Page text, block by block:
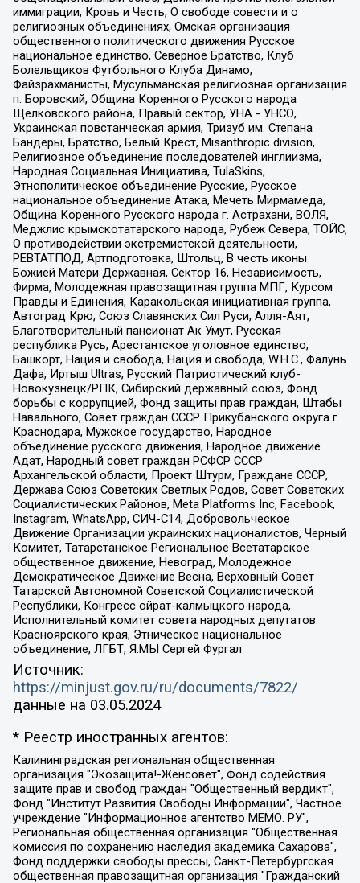
иммиграции, Кровь и Честь, О свободе совести и о
религиозных объединениях, Омская организация
общественного политического движения Русское
национальное единство, Северное Братство, Клуб
Болельщиков Футбольного Клуба Динамо,
Файзрахманисты, Мусульманская религиозная организация
п. Боровский, Община Коренного Русского народа
Щелковского района, Правый сектор, УНА - УНСО,
Украинская повстанческая армия, Тризуб им. Степана
Бандеры, Братство, Белый Крест, Misanthropic division,
Религиозное объединение последователей инглиизма,
Народная Социальная Инициатива, TulaSkins,
Этнополитическое объединение Русские, Русское
национальное объединение Атака, Мечеть Мирмамеда,
Община Коренного Русского народа г. Астрахани, ВОЛЯ,
Меджлис крымскотатарского народа, Рубеж Севера, ТОЙС,
О противодействии экстремистской деятельности,
РЕВТАТПОД, Артподготовка, Штольц, В честь иконы
Божией Матери Державная, Сектор 16, Независимость,
Фирма, Молодежная правозащитная группа МПГ, Курсом
Правды и Единения, Каракольская инициативная группа,
Автоград Крю, Союз Славянских Сил Руси, Алля-Аят,
Благотворительный пансионат Ак Умут, Русская
республика Русь, Арестантское уголовное единство,
Башкорт, Нация и свобода, Нация и свобода, W.H.С., Фалунь
Дафа, Иртыш Ultras, Русский Патриотический клуб-
Новокузнецк/РПК, Сибирский державный союз, Фонд
борьбы с коррупцией, Фонд защиты прав граждан, Штабы
Навального, Совет граждан СССР Прикубанского округа г.
Краснодара, Мужское государство, Народное
объединение русского движения, Народное движение
Адат, Народный совет граждан РСФСР СССР
Архангельской области, Проект Штурм, Граждане СССР,
Держава Союз Советских Светлых Родов, Совет Советских
Социалистических Районов, Meta Platforms Inc, Facebook,
Instagram, WhatsApp, СИЧ-С14, Добровольческое
Движение Организации украинских националистов, Черный
Комитет, Татарстанское Региональное Всетатарское
общественное движение, Невоград, Молодежное
Демократическое Движение Весна, Верховный Совет
Татарской Автономной Советской Социалистической
Республики, Конгресс ойрат-калмыцкого народа,
Исполнительный комитет совета народных депутатов
Красноярского края, Этническое национальное
объединение, ЛГБТ, Я.МЫ Сергей Фургал
Источник:
https://minjust.gov.ru/ru/documents/7822/
данные на 03.05.2024
* Реестр иностранных агентов:
Калининградская региональная общественная организация "Экозащита!-Женсовет", Фонд содействия защите прав и свобод граждан "Общественный вердикт", Фонд "Институт Развития Свободы Информации", Частное учреждение "Информационное агентство МЕМО. РУ", Региональная общественная организация "Общественная комиссия по сохранению наследия академика Сахарова", Фонд поддержки свободы прессы, Санкт-Петербургская общественная правозащитная организация "Гражданский контроль", Межрегиональная общественная организация "Информационно-просветительский центр "Мемориал", Региональный Фонд "Центр Защиты Прав Средств Массовой Информации", с 05.12.2023 Фонд "Центр Защиты Прав Средств массовой информации", Региональная общественная благотворительная организация помощи беженцам и мигрантам "Гражданское содействие", Негосударственное образовательное учреждение дополнительного профессионального образования (повышение квалификации) специалистов "АКАДЕМИЯ ПО ПРАВАМ ЧЕЛОВЕКА", Свердловская региональная общественная организация "Сутяжник", Автономная некоммерческая организация "Центр независимых социологических исследований", Союз общественных объединений "Российский исследовательский центр по правам человека", Региональное общественное учреждение научно-информационный центр "МЕМОРИАЛ", Некоммерческая организация "Фонд защиты гласности", Автономная некоммерческая организация "Институт прав человека", Городская общественная организация "Екатеринбургское общество "МЕМОРИАЛ", Городская общественная организация "Рязанское историко-просветительское и правозащитное общество "Мемориал" (Рязанский Мемориал), Челябинский региональный орган общественной самодеятельности – женское общественное объединение "Женщины Евразии", Челябинский региональный орган общественной самодеятельности "Уральская правозащитная группа", Фонд содействия защите здоровья и социальной справедливости имени Андрея Рылькова, Автономная Некоммерческая Организация "Аналитический Центр Юрия Левады", Автономная некоммерческая организация социальной поддержки населения "Проект Апрель", Региональная общественная организация помощи женщинам и детям, находящимся в кризисной ситуации "Информационно-методический центр "Анна", Фонд содействия развитию массовых коммуникаций и правовому просвещению "Так-так-Так", Фонд содействия устойчивому развитию "Серебряная тайга", Свердловский региональный общественный фонд социальных проектов "Новое время", "Idel.Реалии", Кавказ.Реалии, Крым.Реалии, Телеканал Настоящее Время, Татаро-башкирская служба Радио Свобода (Azatliq Radiosi), Радио Свободная Европа/Радио Свобода (PCE/PC), "Сибирь.Реалии", "Фактограф", Благотворительный фонд помощи осужденным и их семьям, Автономная некоммерческая организация "Институт глобализации и социальных движений", Фонд "В защиту прав заключенных", Частное учреждение "Центр поддержки и содействия развитию средств массовой информации", Пензенский региональный общественный благотворительный фонд "Гражданский союз", "Север.Реалии", Некоммерческая организация Фонд "Правовая инициатива", Общество с ограниченной ответственностью "Радио Свободная Европа/Радио Свобода", Чешское информационное агентство "MEDIUM-ORIENT", Красноярская региональная общественная организация "Мы против СПИДа", Камалягин Денис Николаевич, Маркелов Сергей Евгеньевич, Пономарев Лев Александрович, Савицкая Людмила Алексеевна, Автономная некоммерческая организация "Центр по работе с проблемой насилия "НАСИЛИЮ.НЕТ", Межрегиональный профессиональный союз работников здравоохранения "Альянс врачей", Юридическое лицо, зарегистрированное в Латвийской Республике, SIA "Medusa Project" (регистрационный номер 40103797863, дата регистрации 10.06.2014), Некоммерческая организация "Фонд по борьбе с коррупцией", Автономная некоммерческая организация "Институт права и публичной политики", Баданин Роман Сергеевич, Гликин Максим Александрович, Железнова Мария Михайловна, Лукьянова Юлия Сергеевна, Маетная Елизавета Витальевна, Маняхин Петр Борисович, Чуракова Ольга Владимировна, Ярош Юлия Петровна, Юридическое лицо "The Insider SIA", зарегистрированное в Риге, Латвийская Республика (дата регистрации 26.06.2015), являющееся администратором доменного имени интернет-издания "The Insider SIA", https://theins.ru, Постернак Алексей Евгеньевич, Рубин Михаил Аркадьевич, Анин Роман Александрович, Юридическое лицо Istories fonds, зарегистрированное в Латвийской Республике (регистрационный номер 50008295751, дата регистрации 24.02.2020), Великовский Дмитрий Александрович, Долинина Ирина Николаевна, Мароховская Алеся Алексеевна, Шлейнов Роман Юрьевич, Шмагун Олеся Валентиновна, Общество с ограниченной ответственностью "Альтаир 2021", Общество с ограниченной ответственностью "Вега 2021", Общество с ограниченной ответственностью "Главный редактор 2021", Общество с ограниченной ответственностью "Ромашки монолит", Важенков Артем Валерьевич, Ивановская областная общественная организация "Центр гендерных исследований", Гурман Юрий Альбертович, Медиапроект "ОВД-Инфо", Егоров Владимир Владимирович, Жилинский Владимир Александрович, Общество с ограниченной ответственностью "ЗП", Иванова София Юрьевна, Карезина Инна Павловна, Кильтау Екатерина Викторовна, Петров Алексей Викторович, Пискунов Сергей Евгеньевич, Смирнов Сергей Сергеевич, Тихонов Михаил Сергеевич, Общество с ограниченной ответственностью "ЖУРНАЛИСТ-ИНОСТРАННЫЙ АГЕНТ", Арапова Галина Юрьевна, Вольтская Татьяна Анатольевна, Американская компания "Mason G.E.S. Anonymous Foundation" (США), являющаяся владельцем интернет-издания https://mnews.world/, Компания "Stichting Bellingcat", зарегистрированная в Нидерландах (дата регистрации 11.07.2018), Захаров Андрей Вячеславович, Клепиковская Екатерина Дмитриевна, Общество с ограниченной ответственностью "МЕМО", Перл Роман Александрович, Симонов Евгений Алексеевич, Соловьева Елена Анатольевна, Сотников Даниил Владимирович, Сурначева Елизавета Дмитриевна, Автономная некоммерческая организация по защите прав человека и информированию населения "Якутия – Наше Мнение", Общество с ограниченной ответственностью "Москоу диджитал медиа", с 26.01.2023 Общество с ограниченной ответственностью "Чайка Белые сады", Ветошкина Валерия Валерьевна, Заговора Максим Александрович, Межрегиональное общественное движение "Российская ЛГБТ - сеть", Оленичев Максим Владимирович, Павлов Иван Юрьевич, Скворцова Елена Сергеевна, Общество с ограниченной ответственностью "Как бы инагент", Кочетков Игорь Викторович, Общество с ограниченной ответственностью "Честные выборы", Еланчик Олег Александрович, Общество с ограниченной ответственностью "Нобелевский призыв", Гималова Регина Эмилевна, Григорьев Андрей Валерьевич, Григорьева Алина Александровна, Ассоциация по содействию защите прав призывников, альтернативнослужащих и военнослужащих "Правозащитная группа "Гражданин.Армия.Право", Хисамова Регина Фаритовна, Автономная некоммерческая организация по реализации социально-правовых программ "Лилит", Дальневосточное общественное движение "Маяк", Санкт-Петербургская ЛГБТ-инициативная группа "Выход", Инициативная группа ЛГБТ+ "Реверс", Алексеев Андрей Викторович, Бекбулатова Таисия Львовна, Беляев Иван Михайлович, Владыкина Елена Сергеевна, Гельман Марат Александрович, Никульшина Вероника Юрьевна, Толоконникова Надежда Андреевна, Шендерович Виктор Анатольевич, Общество с ограниченной ответственностью "Данное сообщение", Общество с ограниченной ответственностью Издательский дом "Новая глава", Айнбиндер Александра Александровна, Московский комьюнити-центр для ЛГБТ+инициатив, Благотворительный фонд развития филантропии, Deutsche Welle (Германия, Kurt-Schumacher-Strasse 3, 53113 Bonn), Борзунова Мария Михайловна, Воробьев Виктор Викторович, Голубева Анна Львовна, Константинова Алла Михайловна, Малкова Ирина Владимировна, Мурадов Мурад Абдулгалимович, Осетинская Елизавета Николаевна, Понасенков Евгений Николаевич, Ганапольский Матвей Юрьевич, Киселев Евгений Алексеевич, Борухович Ирина Григорьевна, Дремин Иван Тимофеевич, Дубровский Дмитрий Викторович, Красноярская региональная общественная организация поддержки и развития альтернативных образовательных технологий и межкультурных коммуникаций "ИНТЕРРА", Маяковская Екатерина Алексеевна, Фейгин Марк Захарович, Филимонов Андрей Викторович, Дзугкоева Регина Николаевна, Доброхотов Роман Александрович, Дудь Юрий Александрович, Елкин Сергей Владимирович, Кругликов Кирилл Игоревич, Сабунаева Мария Леонидовна, Семенов Алексей Владимирович, Шаинян Карен Багратович, Шульман Екатерина Михайловна, Асафьев Артур Валерьевич, Вахштайн Виктор Семенович, Венедиктов Алексей Алексеевич, Лушникова Екатерина Евгеньевна, Волков Леонид Михайлович, Невзоров Александр Глебович, Пархоменко Сергей Борисович, Сироткин Ярослав Николаевич, Кара-Мурза Владимир Владимирович, Баранова Наталья Владимировна, Гозман Леонид Яковлевич, Кагарлицкий Борис Юльевич, Климарев Михаил Валерьевич, Милов Владимир Станиславович, Автономная некоммерческая организация Краснодарский центр современного искусства "Типография", Моргенштерн Алишер Тагирович, Соболь Любовь Эдуардовна, Общество с ограниченной ответственностью "ЛИЗА НОРМ", Каспаров Гарри Кимович, Ходорковский Михаил Борисович, Общество с ограниченной ответственностью "Апрельские тезисы", Данилович Ирина Брониславовна, Кашин Олег Владимирович, Петров Николай Владимирович, Пивоваров Алексей Владимирович, Соколов Михаил Владимирович, Цветкова Юлия Владимировна, Чичваркин Евгений Александрович, Комитет против пыток/Команда против пыток, Общество с ограниченной ответственностью "Первый научный", Общество с ограниченной ответственностью "Вертолет и ко", Белоцерковская Вероника Борисовна, Кац Максим Евгеньевич, Лазарева Татьяна Юрьевна, Шаведдинов Руслан Табризович, Яшин Илья Валерьевич, Общество с ограниченной ответственностью "Иноагент ААВ", Алешковский Дмитрий Петрович, Альбац Евгения Марковна, Быков Дмитрий Львович, Галямина Юлия Евгеньевна, Лойко Сергей Леонидович, Мартынов Кирилл Константинович, Медведев Сергей Александрович, Крашенинников Федор Геннадиевич, Гордеева Катерина Вл